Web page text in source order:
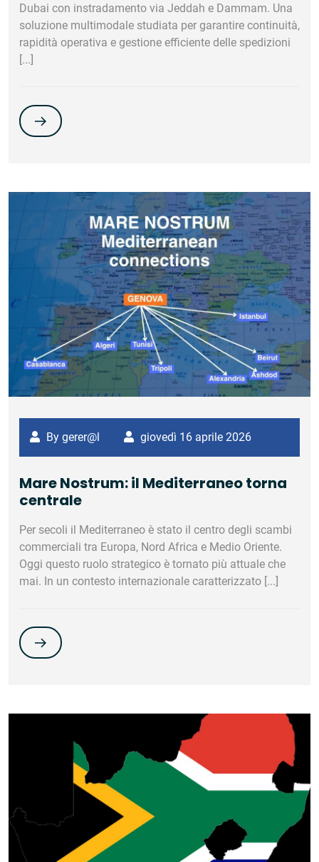
Dubai con instradamento via Jeddah e Dammam. Una
soluzione multimodale studiata per garantire continuità,
rapidità operativa e gestione efficiente delle spedizioni
[...]
By gerer@l giovedì 16 aprile 2026
Mare Nostrum: il Mediterraneo torna
centrale
Per secoli il Mediterraneo è stato il centro degli scambi
commerciali tra Europa, Nord Africa e Medio Oriente.
Oggi questo ruolo strategico è tornato più attuale che
mai. In un contesto internazionale caratterizzato [...]